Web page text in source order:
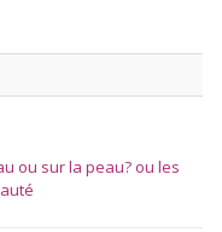
ou sur la peau? ou les